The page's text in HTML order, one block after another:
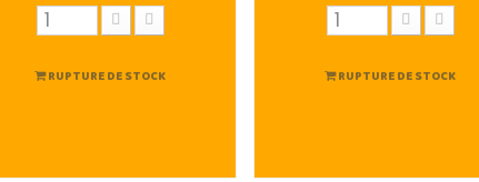
RUPTURE DE STOCK RUPTURE DE STOCK